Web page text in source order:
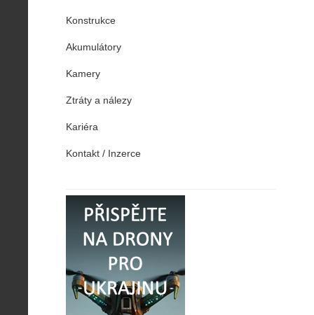
Konstrukce
Akumulátory
Kamery
Ztráty a nálezy
Kariéra
Kontakt / Inzerce